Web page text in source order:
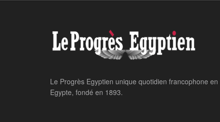
Le Progrès Egyptien unique quotidien francophone en
Egypte, fondé en 1893.